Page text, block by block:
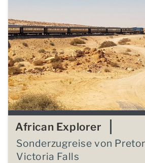
African Explorer
Sonderzugreise von
Victoria Falls